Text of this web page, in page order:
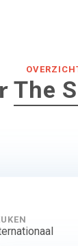
The